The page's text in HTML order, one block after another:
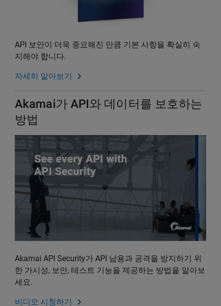
API 보안이 더욱 중요해진 만큼 기본 사항을 확실히 숙
지해야 합니다.
자세히 알아보기
Akamai가 API와 데이터를 보호하는
방법
Akamai API Security가 API 남용과 공격을 방지하기 위
한 가시성, 보안, 테스트 기능을 제공하는 방법을 알아보
세요.
비디오 시청하기